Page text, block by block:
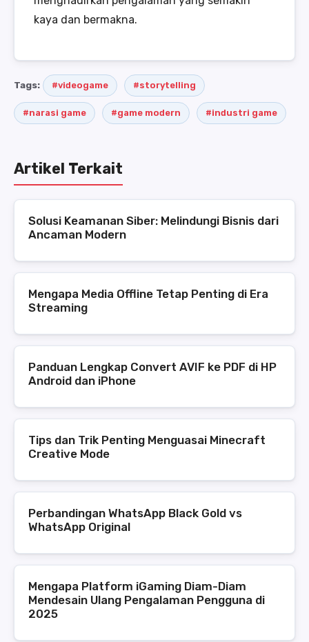
kaya dan bermakna.
Tags: #videogame #storytelling
#narasi game #game modern #industri game
Artikel Terkait
Solusi Keamanan Siber: Melindungi Bisnis dari
Ancaman Modern
Mengapa Media Offline Tetap Penting di Era
Streaming
Panduan Lengkap Convert AVIF ke PDF di HP
Android dan iPhone
Tips dan Trik Penting Menguasai Minecraft
Creative Mode
Perbandingan WhatsApp Black Gold vs
WhatsApp Original
Mengapa Platform iGaming Diam-Diam
Mendesain Ulang Pengalaman Pengguna di
2025